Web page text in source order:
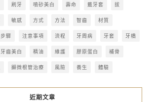
刷牙 噴砂美白 壽命 戴牙套 拔
敏感 方式 方法 智齒 材質
步驟 注意事項 流程 牙周病 牙套 牙橋
牙齒美白 精油 維護 膠原蛋白 補骨
顯微根管治療 風險 養生 體驗
近期文章